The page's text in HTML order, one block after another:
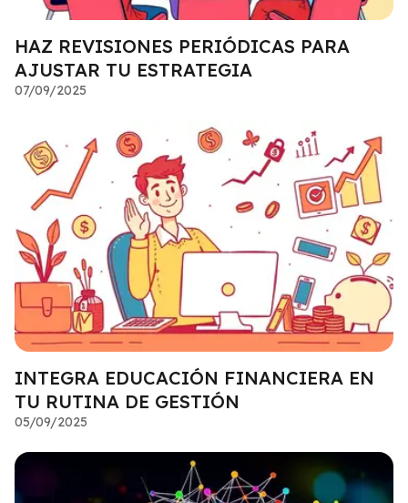
HAZ REVISIONES PERIÓDICAS PARA
AJUSTAR TU ESTRATEGIA
07/09/2025
INTEGRA EDUCACIÓN FINANCIERA EN
TU RUTINA DE GESTIÓN
05/09/2025